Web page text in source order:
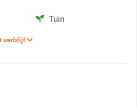
Tuin
verblijf